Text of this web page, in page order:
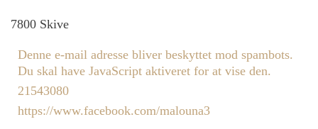
7800 Skive
Denne e-mail adresse bliver beskyttet mod spambots.
Du skal have JavaScript aktiveret for at vise den.
21543080
https://www.facebook.com/malouna3